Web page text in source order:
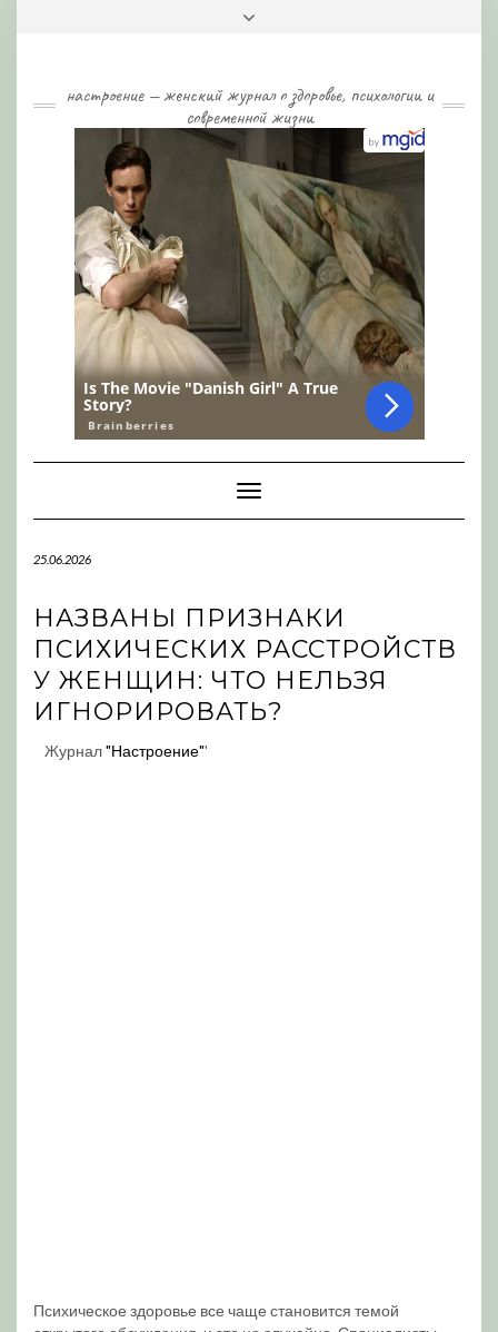
настроение — женский журнал о здоровье, психологии и
современной жизни
Toggle
Navigation
25.06.2026
НАЗВАНЫ ПРИЗНАКИ
ПСИХИЧЕСКИХ РАССТРОЙСТВ
У ЖЕНЩИН: ЧТО НЕЛЬЗЯ
ИГНОРИРОВАТЬ?
Журнал"Настроение"'
Психическое здоровье все чаще становится темой